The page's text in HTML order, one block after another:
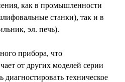
как в промышленности
станки), так и в
эл. печь).
прибора, что
от других моделей серии
диагностировать техническое